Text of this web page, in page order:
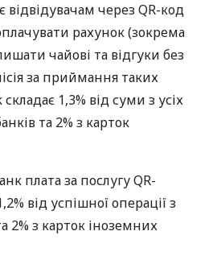
відвідувачам через QR-код
рахунок (зокрема
чайові та відгуки без
за приймання таких
1,3% від суми з усіх
та 2% з карток
плата за послугу QR-
від успішної операції з
2% з карток іноземних